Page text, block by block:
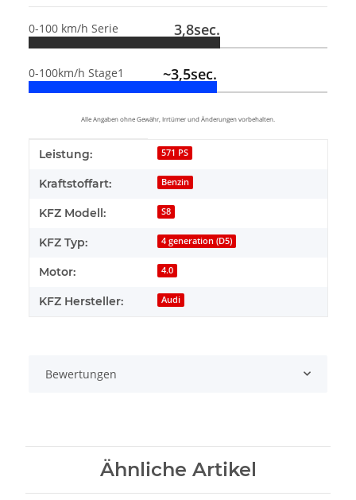
0-100 km/h Serie 3,8sec.
0-100km/h Stage1 ~3,5sec.
Alle Angaben ohne Gewähr, Irrtümer und Änderungen vorbehalten.
Produkteigenschaft
Wert
Leistung: 571 PS
Kraftstoffart: Benzin
KFZ Modell: S8
KFZ Typ: 4 generation (D5)
Motor: 4.0
KFZ Hersteller: Audi
Bewertungen
Ähnliche Artikel